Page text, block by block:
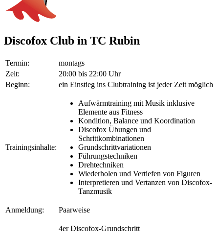
Discofox Club in TC Rubin
Termin:
montags
Zeit:
20:00 bis 22:00 Uhr
Beginn:
ein Einstieg ins Clubtraining ist jeder Zeit möglich
Trainingsinhalte:
Aufwärmtraining mit Musik inklusive
Elemente aus Fitness
Kondition, Balance und Koordination
Discofox Übungen und
Schrittkombinationen
Grundschrittvariationen
Führungstechniken
Drehtechniken
Wiederholen und Vertiefen von Figuren
Interpretieren und Vertanzen von Discofox-
Tanzmusik
Anmeldung: Paarweise
4er Discofox-Grundschritt